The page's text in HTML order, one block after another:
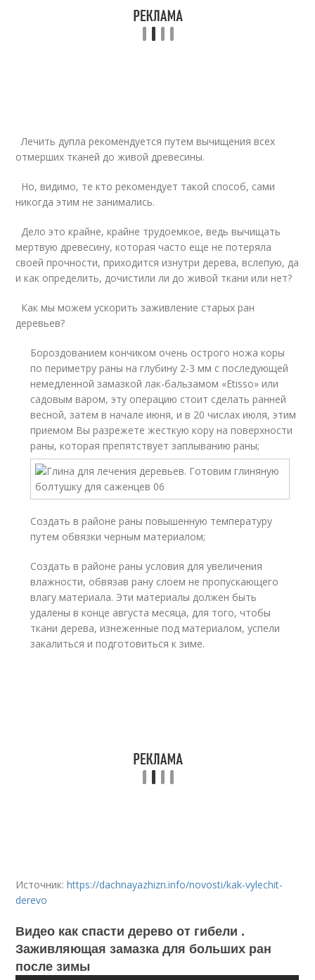
Лечить дупла рекомендуется путем вычищения всех
отмерших тканей до живой древесины.
Но, видимо, те кто рекомендует такой способ, сами
никогда этим не занимались.
Дело это крайне, крайне трудоемкое, ведь вычищать
мертвую древесину, которая часто еще не потеряла
своей прочности, приходится изнутри дерева, вслепую, да
и как определить, дочистили ли до живой ткани или нет?
Как мы можем ускорить заживление старых ран
деревьев?
Бороздованием кончиком очень острого ножа коры
по периметру раны на глубину 2-3 мм с последующей
немедленной замазкой лак-бальзамом «Etisso» или
садовым варом, эту операцию стоит сделать ранней
весной, затем в начале июня, и в 20 числах июля, этим
приемом Вы разрежете жесткую кору на поверхности
раны, которая препятствует заплыванию раны;
Создать в районе раны повышенную температуру
путем обвязки черным материалом;
Создать в районе раны условия для увеличения
влажности, обвязав рану слоем не пропускающего
влагу материала. Эти материалы должен быть
удалены в конце августа месяца, для того, чтобы
ткани дерева, изнеженные под материалом, успели
закалиться и подготовиться к зиме.
Источник:https://dachnayazhizn.info/novosti/kak-vylechit-
derevo
Видео как спасти дерево от гибели .
Заживляющая замазка для больших ран
после зимы